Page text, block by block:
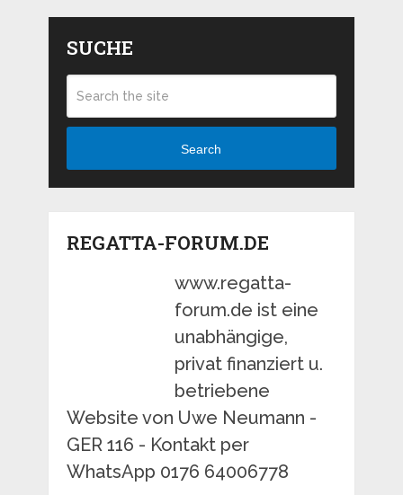
SUCHE
Search
REGATTA-FORUM.DE
www.regatta-
forum.de ist eine
unabhängige,
privat finanziert u.
betriebene
Website von Uwe Neumann -
GER 116 - Kontakt per
WhatsApp 0176 64006778